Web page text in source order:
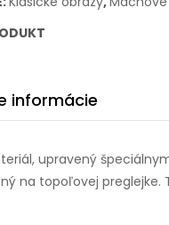
informácie
upravený
na topoľovej